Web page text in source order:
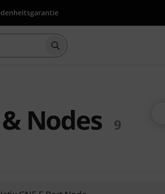
Suche mit Suchwort
Nodes 9